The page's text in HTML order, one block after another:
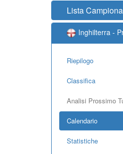
Lista
Inghilterra -
Riepilogo
Classifica
Analisi Prossimo
Calendario
Statistiche